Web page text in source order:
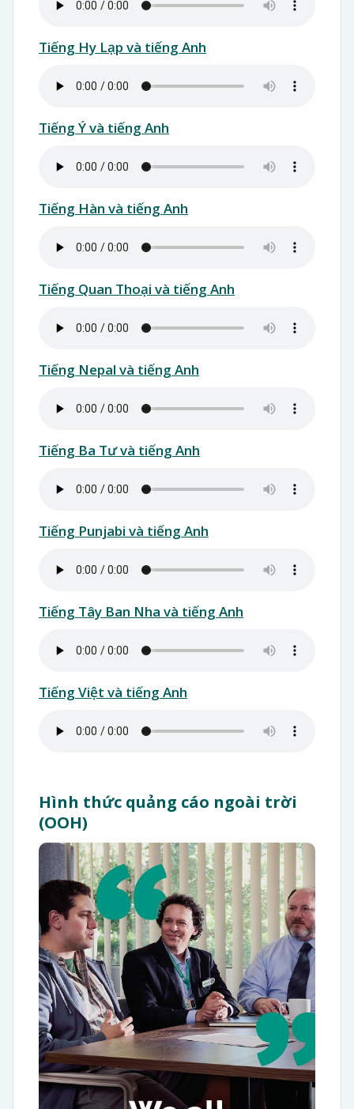
Tiếng Hy Lạp và tiếng Anh
Tiếng Ý và tiếng Anh
Tiếng Hàn và tiếng Anh
Tiếng Quan Thoại và tiếng Anh
Tiếng Nepal và tiếng Anh
Tiếng Ba Tư và tiếng Anh
Tiếng Punjabi và tiếng Anh
Tiếng Tây Ban Nha và tiếng Anh
Tiếng Việt và tiếng Anh
Hình thức quảng cáo ngoài trời
(OOH)